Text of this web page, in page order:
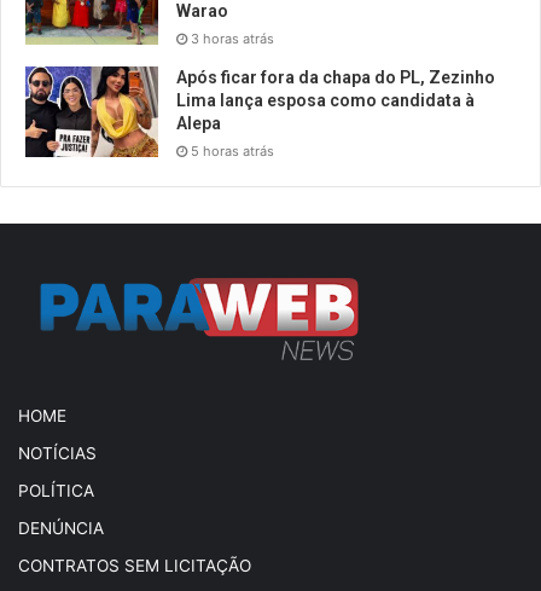
Warao
3 horas atrás
Após ficar fora da chapa do PL, Zezinho
Lima lança esposa como candidata à
Alepa
5 horas atrás
HOME
NOTÍCIAS
POLÍTICA
DENÚNCIA
CONTRATOS SEM LICITAÇÃO